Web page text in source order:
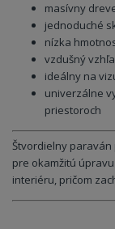
masívny
jednoduché
nízka
vzdušný
ideálny na
univerzálne
priestoroch
Štvordielny
pre okamžitú
interiéru, pričom